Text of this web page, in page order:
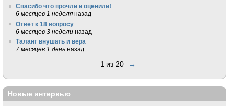
Спасибо что прочли и оценили!
6 месяцев 1 неделя назад
Ответ к 18 вопросу
6 месяцев 3 недели назад
Талант внушать и вера
7 месяцев 1 день назад
1 из 20 →
Новые интервью